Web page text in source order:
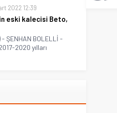
2022 12:39
eski kalecisi Beto,
- ŞENHAN BOLELLİ -
2020 yılları